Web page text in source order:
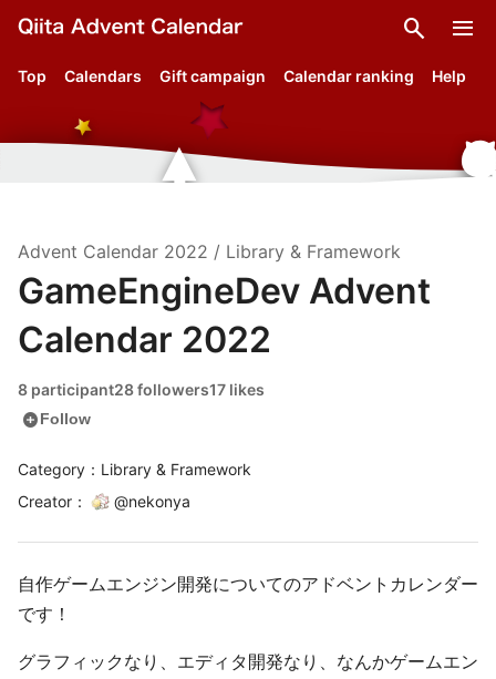
search menu
Top Calendars Gift campaign Calendar ranking Help
Advent Calendar 2022 / Library & Framework
GameEngineDev Advent
Calendar 2022
8 participant28 followers17 likes
add_circleFollow
Category：Library & Framework
Creator ： @nekonya
自作ゲームエンジン開発についてのアドベントカレンダー
です！
グラフィックなり、エディタ開発なり、なんかゲームエン